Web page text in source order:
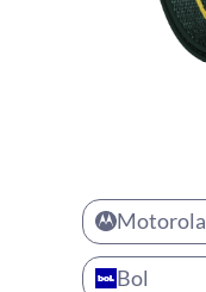
Motorola
Bol